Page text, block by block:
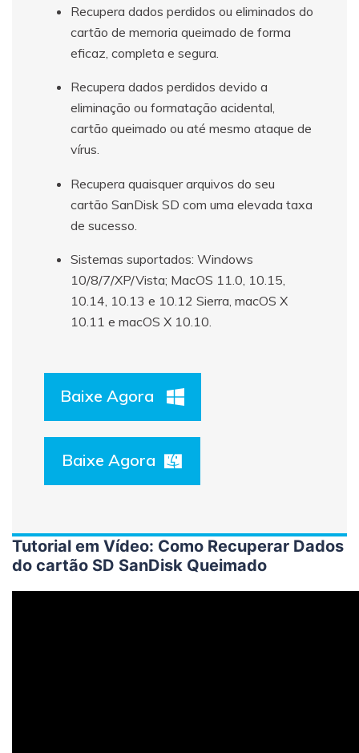
Recupera dados perdidos ou eliminados do
cartão de memoria queimado de forma
eficaz, completa e segura.
Recupera dados perdidos devido a
eliminação ou formatação acidental,
cartão queimado ou até mesmo ataque de
vírus.
Recupera quaisquer arquivos do seu
cartão SanDisk SD com uma elevada taxa
de sucesso.
Sistemas suportados: Windows
10/8/7/XP/Vista; MacOS 11.0, 10.15,
10.14, 10.13 e 10.12 Sierra, macOS X
10.11 e macOS X 10.10.
Baixe Agora
Baixe Agora
Tutorial em Vídeo: Como Recuperar Dados
do cartão SD SanDisk Queimado